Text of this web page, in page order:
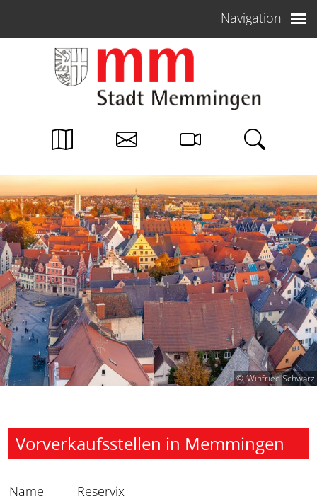
Navigation
Winfried Schwarz
Vorverkaufsstellen in Memmingen
Name
Reservix